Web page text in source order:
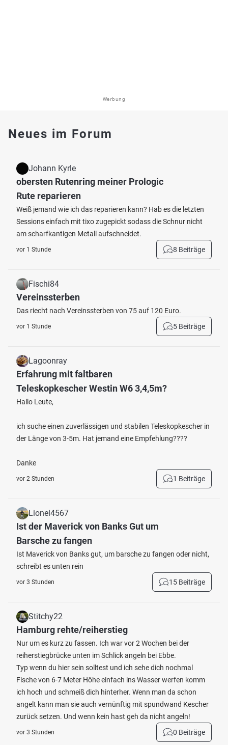
Werbung
Neues im Forum
Johann Kyrle
obersten Rutenring meiner Prologic
Rute reparieren
Weiß jemand wie ich das reparieren kann? Hab es die letzten
Sessions einfach mit tixo zugepickt sodass die Schnur nicht
am scharfkantigen Metall aufschneidet.
vor 1 Stunde 8 Beiträge
Fischi84
Vereinssterben
Das riecht nach Vereinssterben von 75 auf 120 Euro.
vor 1 Stunde 5 Beiträge
Lagoonray
Erfahrung mit faltbaren
Teleskopkescher Westin W6 3,4,5m?
Hallo Leute,
ich suche einen zuverlässigen und stabilen Teleskopkescher in
der Länge von 3-5m. Hat jemand eine Empfehlung????
Danke
vor 2 Stunden 1 Beiträge
Lionel4567
Ist der Maverick von Banks Gut um
Barsche zu fangen
Ist Maverick von Banks gut, um barsche zu fangen oder nicht,
schreibt es unten rein
vor 3 Stunden 15 Beiträge
Stitchy22
Hamburg rehte/reiherstieg
Nur um es kurz zu fassen. Ich war vor 2 Wochen bei der
reiherstiegbrücke unten im Schlick angeln bei Ebbe.
Typ wenn du hier sein solltest und ich sehe dich nochmal
Fische von 6-7 Meter Höhe einfach ins Wasser werfen komm
ich hoch und schmeiß dich hinterher. Wenn man da schon
angelt kann man sie auch vernünftig mit spundwand Kescher
zurück setzen. Und wenn kein hast geh da nicht angeln!
vor 3 Stunden 0 Beiträge